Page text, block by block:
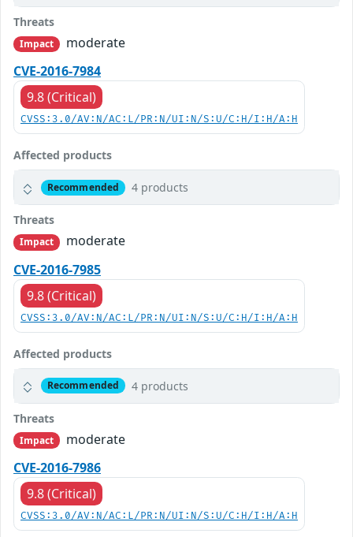
Threats
Impact
moderate
CVE-2016-7984
9.8 (Critical)
CVSS:3.0/AV:N/AC:L/PR:N/UI:N/S:U/C:H/I:H/A:H
Affected products
Recommended 4 products
Threats
Impact
moderate
CVE-2016-7985
9.8 (Critical)
CVSS:3.0/AV:N/AC:L/PR:N/UI:N/S:U/C:H/I:H/A:H
Affected products
Recommended 4 products
Threats
Impact
moderate
CVE-2016-7986
9.8 (Critical)
CVSS:3.0/AV:N/AC:L/PR:N/UI:N/S:U/C:H/I:H/A:H